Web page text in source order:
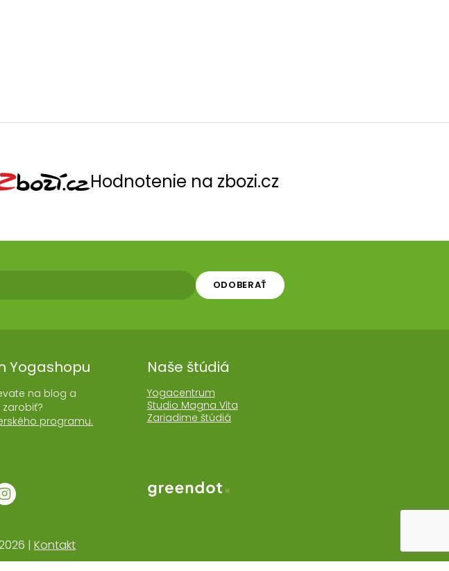
Hodnotenie na zbozi.cz
ODOBERAŤ
Yogashopu
na blog a
programu.
Naše štúdiá
Yogacentrum
Studio Magna Vita
Zariadime štúdiá
Web realizoval Greendot
| Kontakt